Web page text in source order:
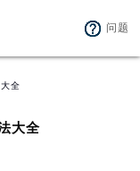
问题
全
大全